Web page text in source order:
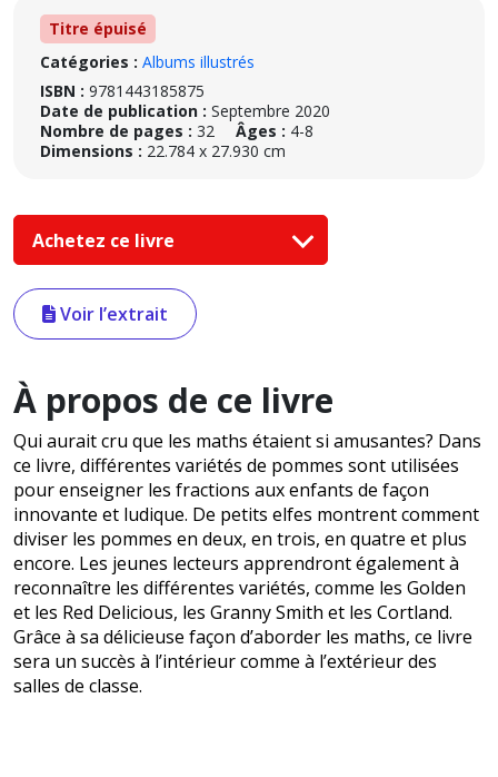
Titre épuisé
Catégories : Albums illustrés
ISBN : 9781443185875
Date de publication : Septembre 2020
Nombre de pages : 32 Âges : 4-8
Dimensions : 22.784 x 27.930 cm
Achetez ce livre
Voir l’extrait
À propos de ce livre
Qui aurait cru que les maths étaient si amusantes? Dans
ce livre, différentes variétés de pommes sont utilisées
pour enseigner les fractions aux enfants de façon
innovante et ludique. De petits elfes montrent comment
diviser les pommes en deux, en trois, en quatre et plus
encore. Les jeunes lecteurs apprendront également à
reconnaître les différentes variétés, comme les Golden
et les Red Delicious, les Granny Smith et les Cortland.
Grâce à sa délicieuse façon d’aborder les maths, ce livre
sera un succès à l’intérieur comme à l’extérieur des
salles de classe.